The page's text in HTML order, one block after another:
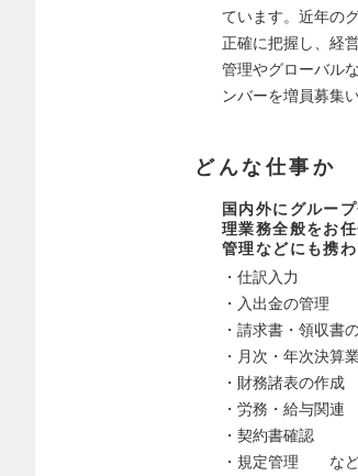
ています。近年の
正確に把握し、経
管理やグローバル
ンバーを増員募集
どんな仕事か
国内外にグルー
理業務全般をお
管理などにも携
・仕訳入力
・入出金の管理
・請求書・領収書
・月次・年次決算
・財務諸表の作成
・労務・給与関連
・契約書確認
・規定管理 な